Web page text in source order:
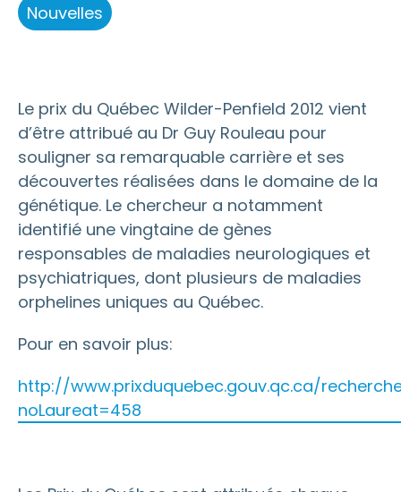
Nouvelles
Le prix du Québec Wilder-Penfield 2012 vient
d’être attribué au Dr Guy Rouleau pour
souligner sa remarquable carrière et ses
découvertes réalisées dans le domaine de la
génétique. Le chercheur a notamment
identifié une vingtaine de gènes
responsables de maladies neurologiques et
psychiatriques, dont plusieurs de maladies
orphelines uniques au Québec.
Pour en savoir plus:
http://www.prixduquebec.gouv.qc.ca/
noLaureat=458